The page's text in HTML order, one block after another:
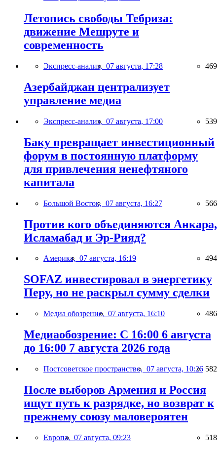
Летопись свободы Тебриза:
движение Мешруте и
современность
Экспресс-анализ, 07 августа, 17:28 469
Азербайджан централизует
управление медиа
Экспресс-анализ, 07 августа, 17:00 539
Баку превращает инвестиционный
форум в постоянную платформу
для привлечения ненефтяного
капитала
Большой Восток, 07 августа, 16:27 566
Против кого объединяются Анкара,
Исламабад и Эр-Рияд?
Америка, 07 августа, 16:19 494
SOFAZ инвестировал в энергетику
Перу, но не раскрыл сумму сделки
Медиа обозрение, 07 августа, 16:10 486
Медиаобозрение: С 16:00 6 августа
до 16:00 7 августа 2026 года
Постсоветское пространство, 07 августа, 10:26 582
После выборов Армения и Россия
ищут путь к разрядке, но возврат к
прежнему союзу маловероятен
Европа, 07 августа, 09:23 518